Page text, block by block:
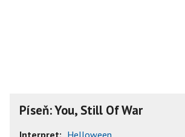
Píseň: You, Still Of War
Interpret: Helloween